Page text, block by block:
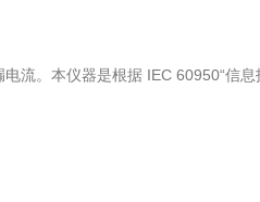
流。本仪器是根据 IEC 60950“信